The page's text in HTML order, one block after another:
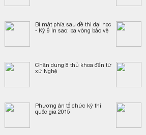
Bí mật phía sau đề thi đại học
- Kỳ 9 In sao: ba vòng bảo vệ
Chân dung 8 thủ khoa đến từ
xứ Nghệ
Phương án tổ chức kỳ thi
quốc gia 2015